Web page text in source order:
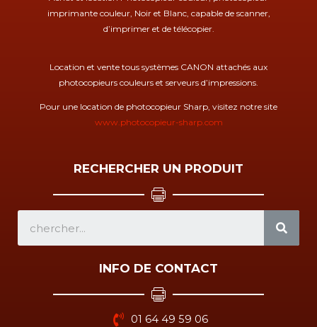
imprimante couleur, Noir et Blanc, capable de scanner,
d’imprimer et de télécopier.
Location et vente tous systèmes CANON attachés aux
photocopieurs couleurs et serveurs d’impressions.
Pour une location de photocopieur Sharp, visitez notre site
www.photocopieur-sharp.com
RECHERCHER UN PRODUIT
INFO DE CONTACT
01 64 49 59 06